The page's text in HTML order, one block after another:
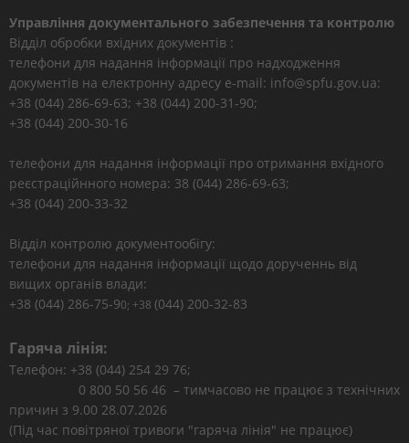
Управління документального забезпечення та контролю
Відділ обробки вхідних документів :
телефони для надання інформації про надходження
документів на електронну адресу e-mail: info@spfu.gov.ua:
+38 (044) 286-69-63; +38 (044) 200-31-90;
+38 (044) 200-30-16
телефони для надання інформації про отримання вхідного
реєстраційнного номера: 38 (044) 286-69-63;
+38 (044) 200-33-32
Відділ контролю документообігу:
телефони для надання інформації щодо дорученнь від
вищих органів влади:
+38 (044) 286-75-90; +38 (044) 200-32-83
Гаряча лінія:
Телефон: +38 (044) 254 29 76;
0 800 50 56 46 – тимчасово не працює з технічних
причин з 9.00 28.07.2026
(Під час повітряної тривоги "гаряча лінія" не працює)